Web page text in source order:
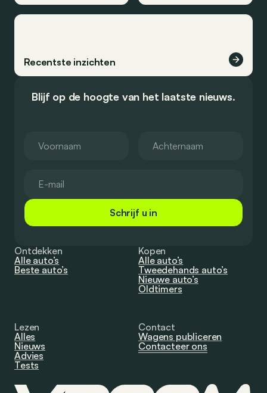
Recentste inzichten
Blijf op de hoogte van het laatste nieuws.
Schrijf u in
Ontdekken
Alle auto’s
Beste auto’s
Kopen
Alle auto’s
Tweedehands auto’s
Nieuwe auto’s
Oldtimers
Lezen
Alles
Nieuws
Advies
Tests
Contact
Wagens publiceren
Contacteer ons